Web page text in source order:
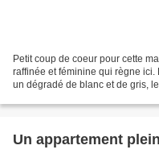
Petit coup de coeur pour cette
raffinée et féminine qui règne
un dégradé de blanc et de gris,
Un appartement